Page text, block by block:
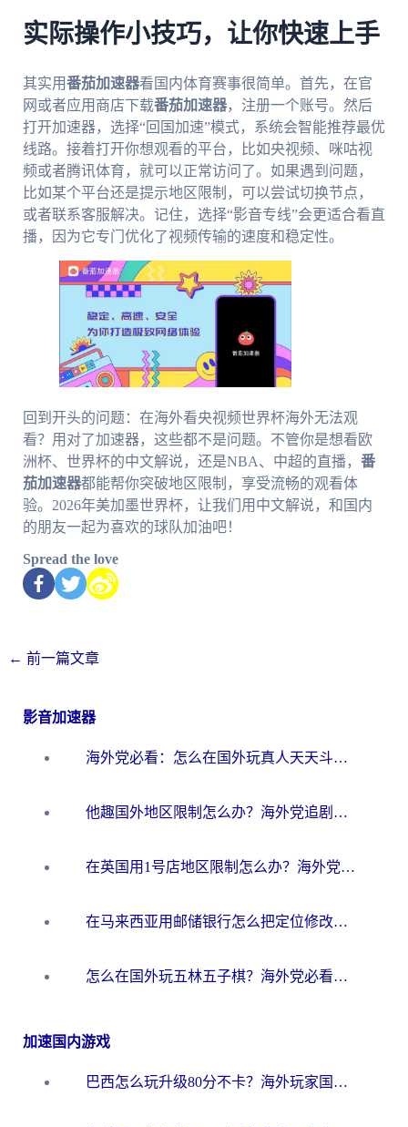
实际操作小技巧，让你快速上手
其实用番茄加速器看国内体育赛事很简单。首先，在官
网或者应用商店下载番茄加速器，注册一个账号。然后
打开加速器，选择“回国加速”模式，系统会智能推荐最优
线路。接着打开你想观看的平台，比如央视频、咪咕视
频或者腾讯体育，就可以正常访问了。如果遇到问题，
比如某个平台还是提示地区限制，可以尝试切换节点，
或者联系客服解决。记住，选择“影音专线”会更适合看直
播，因为它专门优化了视频传输的速度和稳定性。
回到开头的问题：在海外看央视频世界杯海外无法观
看？用对了加速器，这些都不是问题。不管你是想看欧
洲杯、世界杯的中文解说，还是NBA、中超的直播， 番
茄加速器都能帮你突破地区限制，享受流畅的观看体
验。2026年美加墨世界杯，让我们用中文解说，和国内
的朋友一起为喜欢的球队加油吧！
Spread the love
← 前一篇文章
影音加速器
海外党必看：怎么在国外玩真人天天斗地主？附证券开户、音乐定位修改全攻略
他趣国外地区限制怎么办？海外党追剧听歌看直播的一站式解决方案
在英国用1号店地区限制怎么办？海外党必看的回国加速全攻略
在马来西亚用邮储银行怎么把定位修改到中国国内？3个海外生活痛点一次解决
怎么在国外玩五林五子棋？海外党必看的回国加速全攻略（附优酷荔枝FM解决方法）
加速国内游戏
巴西怎么玩升级80分不卡？海外玩家国服游戏加速器终极指南（附避坑技巧）